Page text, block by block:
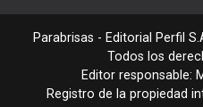
Parabrisas - Editorial Perfil
Todos los
Editor responsable:
Registro de la propiedad